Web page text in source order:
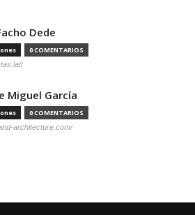
Dede
0 COMENTARIOS
Miguel García
0 COMENTARIOS
architecture.com/